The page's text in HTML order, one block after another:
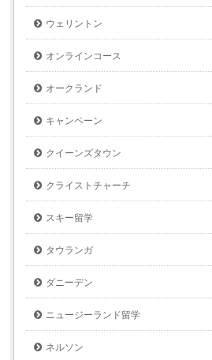
ウェリントン
オンラインコース
オークランド
キャンペーン
クイーンズタウン
クライストチャーチ
スキー留学
タウランガ
ダニーデン
ニュージーランド留学
ネルソン